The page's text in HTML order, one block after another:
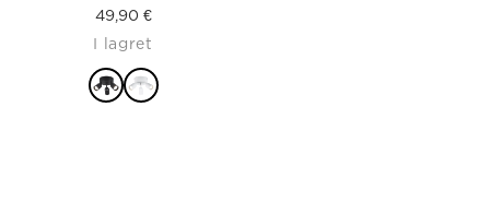
49,90 €
I lagret